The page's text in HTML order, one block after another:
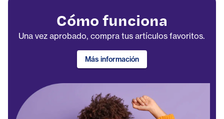
Cómo funciona
Una vez aprobado, compra tus artículos favoritos.
Más información